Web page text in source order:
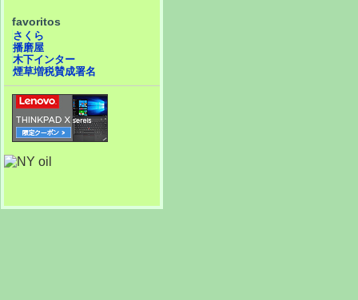
favoritos
さくら
播磨屋
木下インター
煙草増税賛成署名